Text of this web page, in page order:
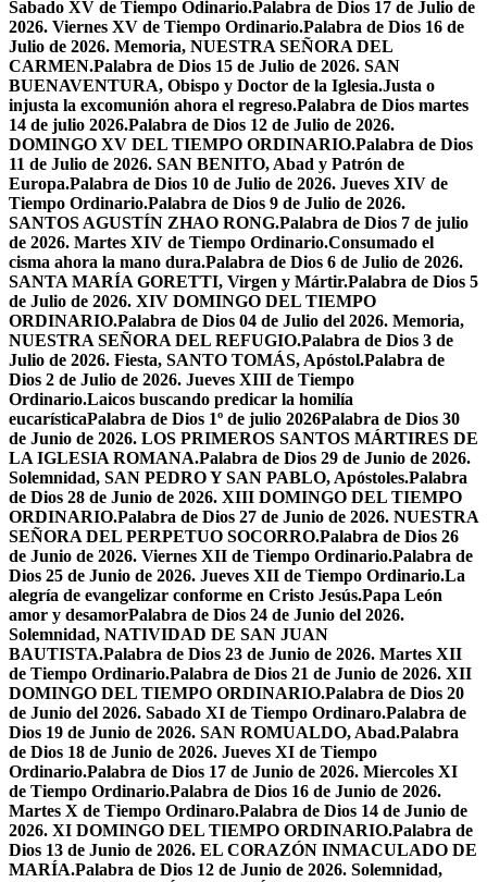
Sabado XV de Tiempo Odinario.Palabra de Dios 17 de Julio de
2026. Viernes XV de Tiempo Ordinario.Palabra de Dios 16 de
Julio de 2026. Memoria, NUESTRA SEÑORA DEL
CARMEN.Palabra de Dios 15 de Julio de 2026. SAN
BUENAVENTURA, Obispo y Doctor de la Iglesia.Justa o
injusta la excomunión ahora el regreso.Palabra de Dios martes
14 de julio 2026.Palabra de Dios 12 de Julio de 2026.
DOMINGO XV DEL TIEMPO ORDINARIO.Palabra de Dios
11 de Julio de 2026. SAN BENITO, Abad y Patrón de
Europa.Palabra de Dios 10 de Julio de 2026. Jueves XIV de
Tiempo Ordinario.Palabra de Dios 9 de Julio de 2026.
SANTOS AGUSTÍN ZHAO RONG.Palabra de Dios 7 de julio
de 2026. Martes XIV de Tiempo Ordinario.Consumado el
cisma ahora la mano dura.Palabra de Dios 6 de Julio de 2026.
SANTA MARÍA GORETTI, Virgen y Mártir.Palabra de Dios 5
de Julio de 2026. XIV DOMINGO DEL TIEMPO
ORDINARIO.Palabra de Dios 04 de Julio del 2026. Memoria,
NUESTRA SEÑORA DEL REFUGIO.Palabra de Dios 3 de
Julio de 2026. Fiesta, SANTO TOMÁS, Apóstol.Palabra de
Dios 2 de Julio de 2026. Jueves XIII de Tiempo
Ordinario.Laicos buscando predicar la homilía
eucarísticaPalabra de Dios 1º de julio 2026Palabra de Dios 30
de Junio de 2026. LOS PRIMEROS SANTOS MÁRTIRES DE
LA IGLESIA ROMANA.Palabra de Dios 29 de Junio de 2026.
Solemnidad, SAN PEDRO Y SAN PABLO, Apóstoles.Palabra
de Dios 28 de Junio de 2026. XIII DOMINGO DEL TIEMPO
ORDINARIO.Palabra de Dios 27 de Junio de 2026. NUESTRA
SEÑORA DEL PERPETUO SOCORRO.Palabra de Dios 26
de Junio de 2026. Viernes XII de Tiempo Ordinario.Palabra de
Dios 25 de Junio de 2026. Jueves XII de Tiempo Ordinario.La
alegría de evangelizar conforme en Cristo Jesús.Papa León
amor y desamorPalabra de Dios 24 de Junio del 2026.
Solemnidad, NATIVIDAD DE SAN JUAN
BAUTISTA.Palabra de Dios 23 de Junio de 2026. Martes XII
de Tiempo Ordinario.Palabra de Dios 21 de Junio de 2026. XII
DOMINGO DEL TIEMPO ORDINARIO.Palabra de Dios 20
de Junio del 2026. Sabado XI de Tiempo Ordinaro.Palabra de
Dios 19 de Junio de 2026. SAN ROMUALDO, Abad.Palabra
de Dios 18 de Junio de 2026. Jueves XI de Tiempo
Ordinario.Palabra de Dios 17 de Junio de 2026. Miercoles XI
de Tiempo Ordinario.Palabra de Dios 16 de Junio de 2026.
Martes X de Tiempo Ordinaro.Palabra de Dios 14 de Junio de
2026. XI DOMINGO DEL TIEMPO ORDINARIO.Palabra de
Dios 13 de Junio de 2026. EL CORAZÓN INMACULADO DE
MARÍA.Palabra de Dios 12 de Junio de 2026. Solemnidad,